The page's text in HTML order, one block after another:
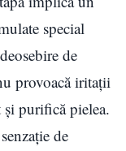
special
de
provoacă iritații
purifică pielea.
de